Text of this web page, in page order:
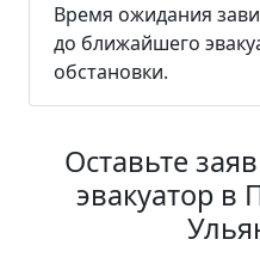
Время ожидания
до ближайшего
обстановки.
Оставьте
эвакуатор в